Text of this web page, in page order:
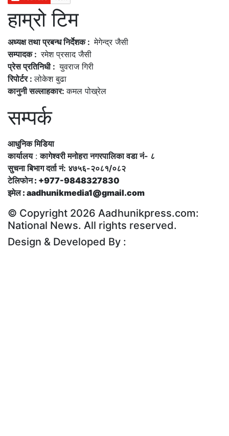
हाम्रो टिम
अध्यक्ष तथा प्रबन्ध निर्देशक :मेगेन्द्र जैसी
सम्पादक :रमेश प्रसाद जैसी
प्रेस प्रतिनिधी :युवराज गिरी
रिपोर्टर :लोकेश बुढा
कानुनी सल्लाहकार:कमल पोख्रेल
सम्पर्क
आधुनिक मिडिया
कार्यालय:कागेश्वरी मनोहरा नगरपालिका वडा नं- ८
सुचना बिभाग दर्ता नं: ४७५६-२०८१/०८२
टेलिफोन : +977-9848327830
इमेल : aadhunikmedia1@gmail.com
© Copyright 2026 Aadhunikpress.com:
National News. All rights reserved.
Design & Developed By :